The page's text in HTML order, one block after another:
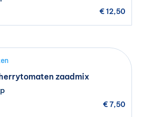
€12,50
zaadmix
€7,50